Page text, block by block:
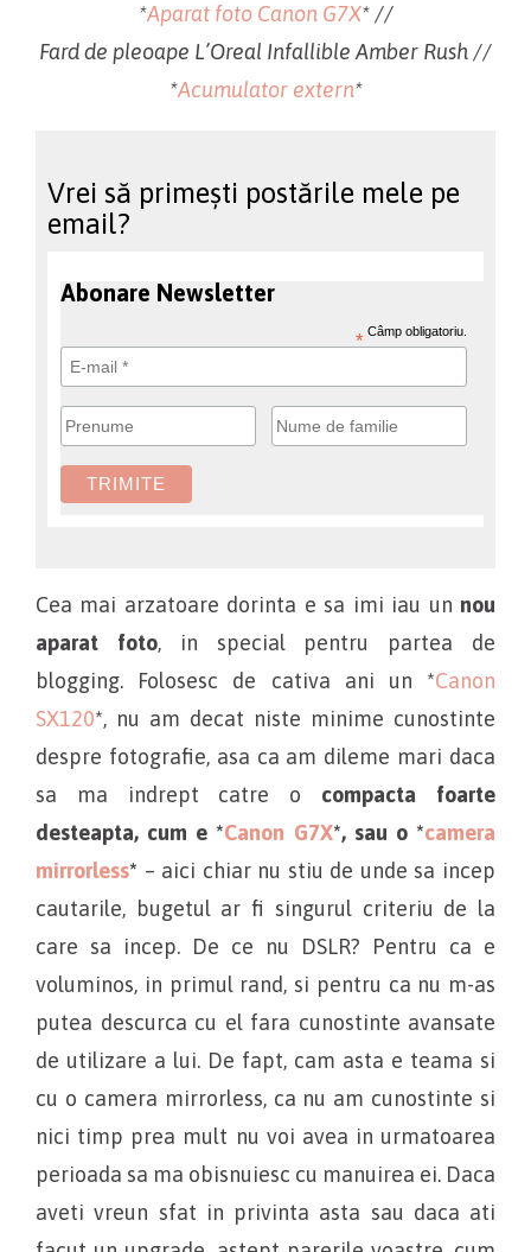
*Aparat foto Canon G7X* //
Fard de pleoape L’Oreal Infallible Amber Rush //
*Acumulator extern*
Vrei să primești postările mele pe
email?
Abonare Newsletter
* Câmp obligatoriu.
Cea mai arzatoare dorinta e sa imi iau un nou
aparat foto, in special pentru partea de
blogging. Folosesc de cativa ani un *Canon
SX120*, nu am decat niste minime cunostinte
despre fotografie, asa ca am dileme mari daca
sa ma indrept catre o compacta foarte
desteapta, cum e *Canon G7X*, sau o *camera
mirrorless* – aici chiar nu stiu de unde sa incep
cautarile, bugetul ar fi singurul criteriu de la
care sa incep. De ce nu DSLR? Pentru ca e
voluminos, in primul rand, si pentru ca nu m-as
putea descurca cu el fara cunostinte avansate
de utilizare a lui. De fapt, cam asta e teama si
cu o camera mirrorless, ca nu am cunostinte si
nici timp prea mult nu voi avea in urmatoarea
perioada sa ma obisnuiesc cu manuirea ei. Daca
aveti vreun sfat in privinta asta sau daca ati